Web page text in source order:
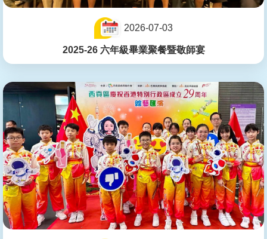
2026-07-03
2025-26 六年級畢業聚餐暨敬師宴